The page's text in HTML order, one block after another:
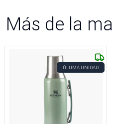
Más de la
ÚLTIMA UNIDAD